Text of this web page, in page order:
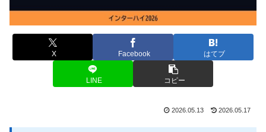
X Facebook はてブ
LINE コピー
2026.05.13 2026.05.17